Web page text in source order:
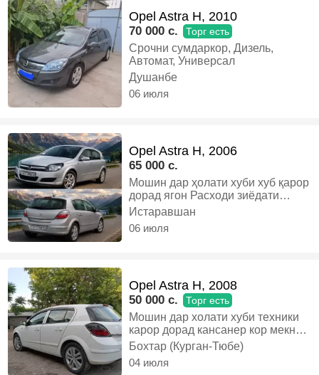
Opel Astra H, 2010
70 000 c. Торг есть
Срочни сумдаркор, Дизель,
Автомат, Универсал
Душанбе
06 июля
Opel Astra H, 2006
65 000 c.
Мошин дар ҳолати хуби хуб қарор
дорад ягон Расходи зиёдати
надорад матор 1.6 тринпорт бе
ванус, Газ-бензин, Механика,
Хэтчбек
Истаравшан
06 июля
Opel Astra H, 2008
50 000 c. Торг есть
Мошин дар холати хуби техники
карор дорад кансанер кор мекна
матор 18 кабурга варянти алиш
мешава таёта карола маслихат
мекнем, Бензин, Механика,
Бохтар (Курган-Тюбе)
04 июля